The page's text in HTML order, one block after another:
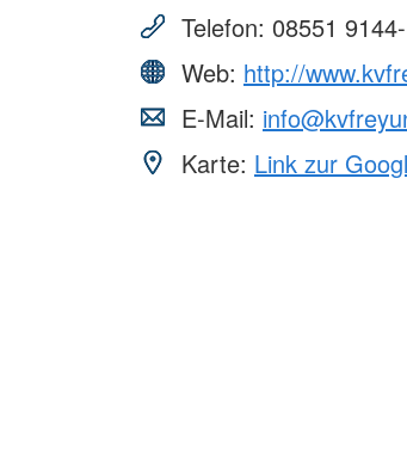
Telefon: 08551
Web: http://
E-Mail:
Karte: Link zur